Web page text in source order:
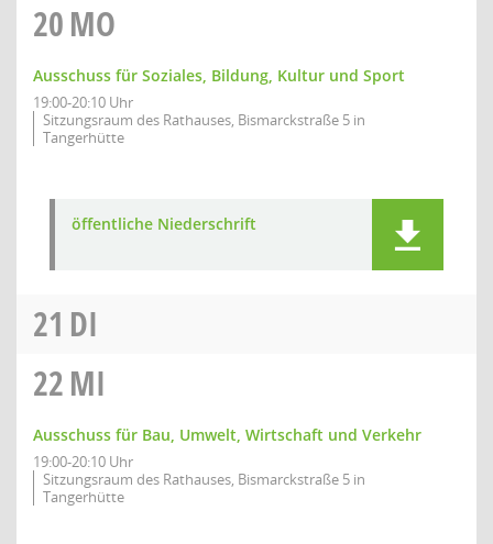
20MO
Ausschuss für Soziales, Bildung, Kultur und Sport
19:00-20:10 Uhr
Sitzungsraum des Rathauses, Bismarckstraße 5 in
Tangerhütte
öffentliche Niederschrift
21 DI
22MI
Ausschuss für Bau, Umwelt, Wirtschaft und Verkehr
19:00-20:10 Uhr
Sitzungsraum des Rathauses, Bismarckstraße 5 in
Tangerhütte